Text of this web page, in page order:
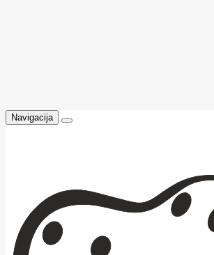
Navigacija